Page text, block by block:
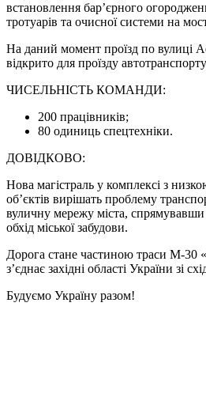
встановлення бар’єрного
тротуарів та очисної системи на
На даний момент проїзд по вулиці
відкрито для проїзду
ЧИСЕЛЬНІСТЬ КОМАНДИ:
200 працівників;
80 одиниць спецтехніки.
ДОВІДКОВО:
Нова магістраль у комплексі з
об’єктів вирішать проблему
вуличну мережу міста,
обхід міської забудови.
Дорога стане частиною траси М-30
з’єднає західні області України зі
Будуємо Україну разом!